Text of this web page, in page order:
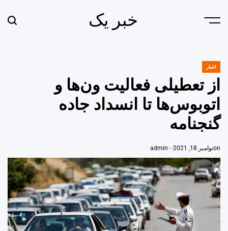
Menu خبر یک
POSTED
IN
اخبار
از تعطیلی فعالیت ون‌ها و
اتوبوس‌ها تا انسداد جاده
گنجنامه
onنوامبر 18, 2021 admin